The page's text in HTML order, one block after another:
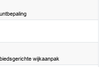
wijkaanpak